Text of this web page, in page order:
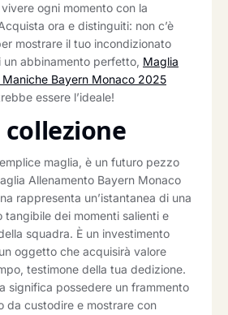
ogni momento con la
ora e distinguiti: non c’è
mostrare il tuo incondizionato
un abbinamento perfetto, Maglia
Bayern Monaco 2025
essere l’ideale!
collezione
maglia, è un futuro pezzo
Allenamento Bayern Monaco
rappresenta un’istantanea di una
tangibile dei momenti salienti e
squadra. È un investimento
oggetto che acquisirà valore
testimone della tua dedizione.
significa possedere un frammento
da custodire e mostrare con